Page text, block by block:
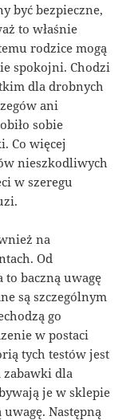
być bezpieczne,
to właśnie
rodzice mogą
spokojni. Chodzi
dla drobnych
ani
sobie
Co więcej
nieszkodliwych
w szeregu
na
Od
to baczną uwagę
są szczególnym
go
w postaci
tych testów jest
zabawki dla
je w sklepie
Następną